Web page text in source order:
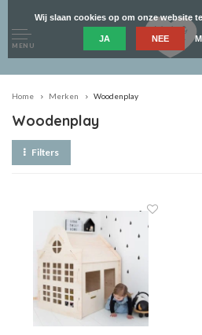
MENU
Home Merken Woodenplay
Woodenplay
Filters
Wij slaan cookies op om onze website
JA NEE